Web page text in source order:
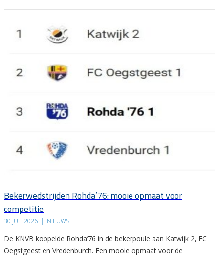
Bekerwedstrijden Rohda’76: mooie opmaat voor
competitie
30 JULI 2026 | NIEUWS
De KNVB koppelde Rohda’76 in de bekerpoule aan Katwijk 2, FC
Oegstgeest en Vredenburch. Een mooie opmaat voor de